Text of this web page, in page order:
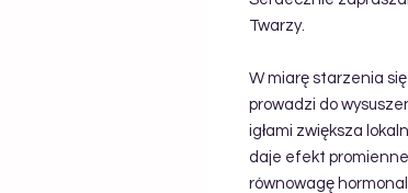
Twarzy.
W miarę starzenia
prowadzi do
igłami zwiększa
daje efekt
równowagę